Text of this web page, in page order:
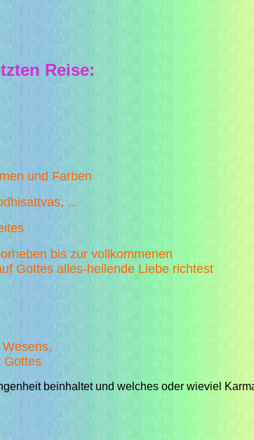
Reise:
und Farben
...
bis zur vollkommenen
Gottes alles-heilende Liebe richtest
Gottes
beinhaltet und welches oder wieviel